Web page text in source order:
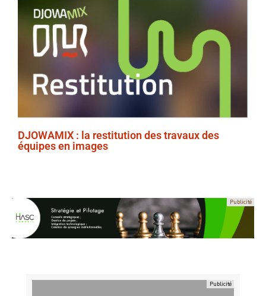
DJOWAMIX : la restitution des travaux des
équipes en images